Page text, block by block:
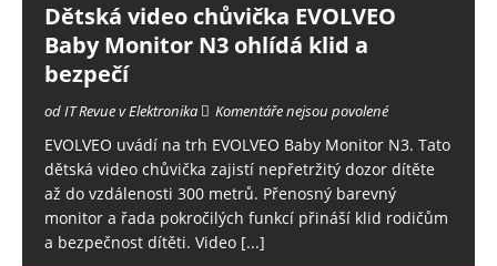
Dětská video chůvička EVOLVEO
Baby Monitor N3 ohlídá klid a
bezpečí
od IT Revue v Elektronika Komentáře nejsou povolené
EVOLVEO uvádí na trh EVOLVEO Baby Monitor N3. Tato
dětská video chůvička zajistí nepřetržitý dozor dítěte
až do vzdálenosti 300 metrů. Přenosný barevný
monitor a řada pokročilých funkcí přináší klid rodičům
a bezpečnost dítěti. Video [...]